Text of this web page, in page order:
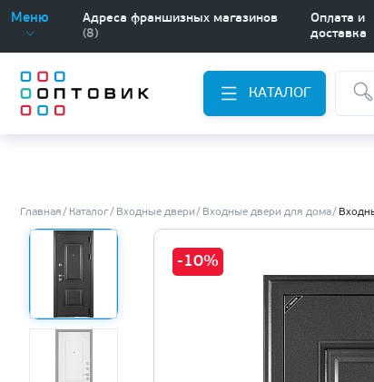
Меню
Адреса франшизных магазинов
(8)
Оплата и
доставка
КАТАЛОГ
Главная Каталог Входные двери Входные двери для дома
-10%